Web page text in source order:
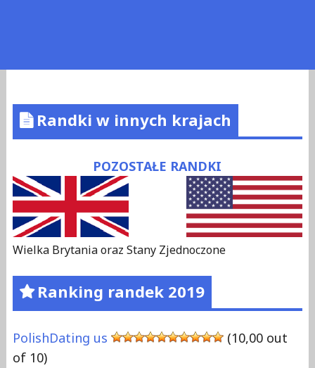
Randki w innych krajach
POZOSTAŁE RANDKI
Wielka Brytania oraz Stany Zjednoczone
Ranking randek 2019
PolishDating us
(10,00 out
of 10)